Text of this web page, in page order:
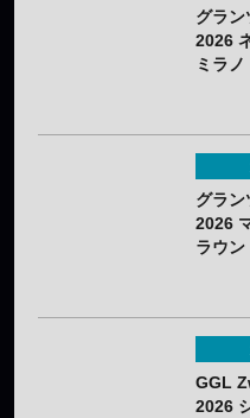
グラ
2026
ミラノ
グラ
2026
ラウ
GGL
2026